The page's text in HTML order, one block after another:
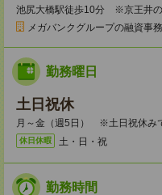
池尻大橋駅徒歩10分 ※京王井
メガバンクグループの融資事
勤務曜日
土日祝休
月～金（週5日） ※土日祝休み
休日休暇 土・日・祝
勤務時間